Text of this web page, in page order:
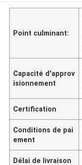
Point culminant:
Capacité d'approv
isionnement
Certification
Conditions de pai
ement
Délai de livraison